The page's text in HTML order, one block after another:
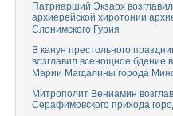
Патриарший Экзарх
архиерейской хиротонии
Слонимского Гурия
В канун престольного
возглавил всенощное бдение
Марии Магдалины города
Митрополит Вениамин
Серафимовского прихода